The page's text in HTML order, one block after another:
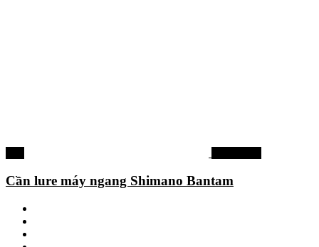
Cần lure máy ngang Shimano Bantam